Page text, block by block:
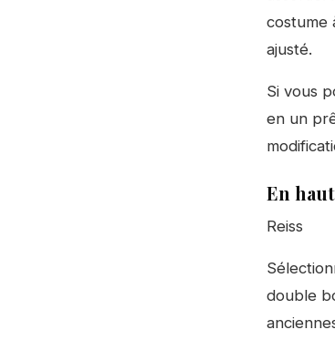
costume
ajusté.
Si vous
en un
En
Reiss
double